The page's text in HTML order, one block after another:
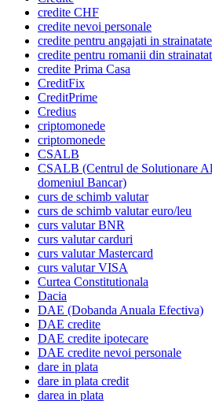
credite CHF
credite nevoi personale
credite pentru angajati in strainatate
credite pentru romanii din
credite Prima Casa
CreditFix
CreditPrime
Credius
criptomonede
criptomonede
CSALB
CSALB (Centrul de Solutionare
domeniul Bancar)
curs de schimb valutar
curs de schimb valutar euro/leu
curs valutar BNR
curs valutar carduri
curs valutar Mastercard
curs valutar VISA
Curtea Constitutionala
Dacia
DAE (Dobanda Anuala Efectiva)
DAE credite
DAE credite ipotecare
DAE credite nevoi personale
dare in plata
dare in plata credit
darea in plata